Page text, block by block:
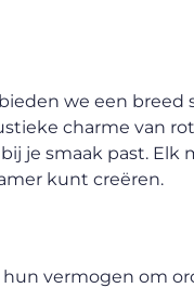
we een breed
charme van
je smaak past. Elk
kunt creëren.
vermogen om